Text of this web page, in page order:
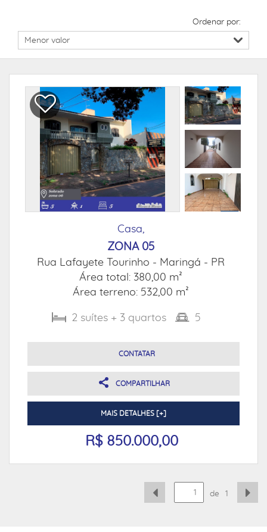
Ordenar por:
Casa,
ZONA 05
Rua Lafayete Tourinho - Maringá - PR
Área total: 380,00 m²
Área terreno: 532,00 m²
2 suítes+ 3 quartos 5
CONTATAR
COMPARTILHAR
MAIS DETALHES [+]
R$ 850.000,00
de 1